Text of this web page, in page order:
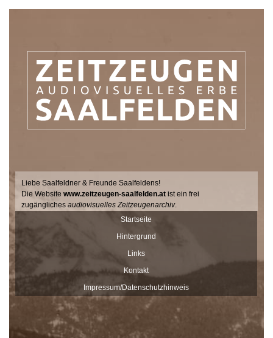
Liebe Saalfeldner & Freunde Saalfeldens!
Die Websitewww.zeitzeugen-saalfelden.at ist ein frei
zugänglichesaudiovisuelles Zeitzeugenarchiv.
Seit 2017 sucht der Filmemacher Thomas Junker gemeinsam mit
Dr. Andrea Dillinger vom Museum Schloss Ritzen im Auftrag der
Stadtgemeinde Saalfelden Zeitzeugen auf hält ihre Geschichten
und Erinnerungen mit der Videokamera fest.
Diese Interviews werden Stück für Stück auf dieser Seite
veröffentlicht und sind nach Stichworten zu Themen und
Zeitzeugen durchsuchbar.
Unterstützt werden die Dreharbeiten und das Onlineportale vom
Museum Schloss Ritzen und der
-Förderung der
Europäischen Union. Mit dieser Sammlung von
Zeitzeugeninterviews wird das kulturelle und gesellschaftliche Erbe
Startseite
Hintergrund
Links
Kontakt
Impressum/Datenschutzhinweis